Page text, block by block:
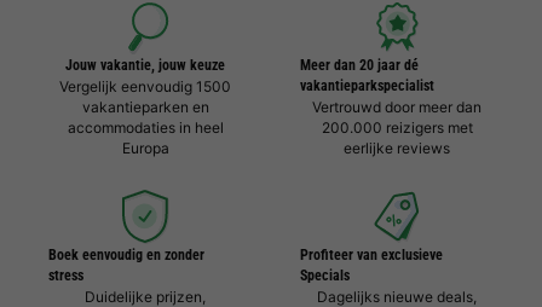
Jouw vakantie, jouw keuze
Vergelijk eenvoudig 1500
vakantieparken en
accommodaties in heel
Europa
Meer dan 20 jaar dé
vakantieparkspecialist
Vertrouwd door meer dan
200.000 reizigers met
eerlijke reviews
Boek eenvoudig en zonder
stress
Duidelijke prijzen,
Profiteer van exclusieve
Specials
Dagelijks nieuwe deals,